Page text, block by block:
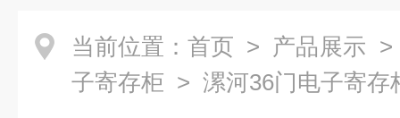
当前位置： 首页 > 产品展示
子寄存柜 > 漯河36门电子寄存